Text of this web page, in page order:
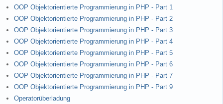
OOP Objektorientierte Programmierung in PHP - Part 1
OOP Objektorientierte Programmierung in PHP - Part 2
OOP Objektorientierte Programmierung in PHP - Part 3
OOP Objektorientierte Programmierung in PHP - Part 4
OOP Objektorientierte Programmierung in PHP - Part 5
OOP Objektorientierte Programmierung in PHP - Part 6
OOP Objektorientierte Programmierung in PHP - Part 7
OOP Objektorientierte Programmierung in PHP - Part 9
Operatorüberladung